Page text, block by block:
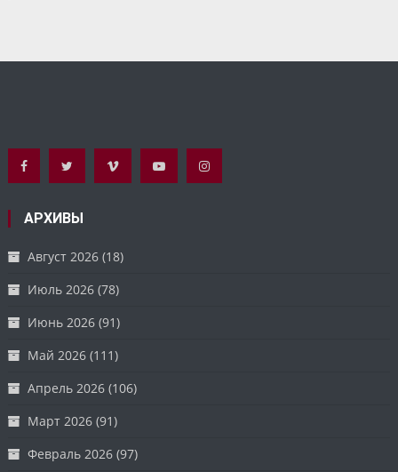
АРХИВЫ
Август 2026 (18)
Июль 2026 (78)
Июнь 2026 (91)
Май 2026 (111)
Апрель 2026 (106)
Март 2026 (91)
Февраль 2026 (97)